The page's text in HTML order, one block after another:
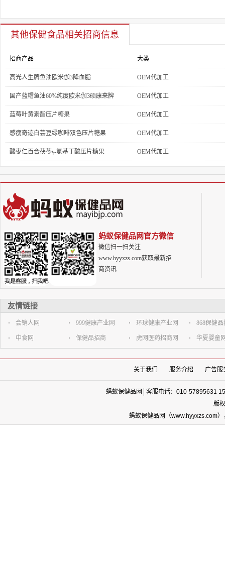
其他保健食品相关招商信息
招商产品 大类
高光人生牌鱼油欧米伽3降血脂 OEM代加工
国产蓝帽鱼油60%纯度欧米伽3硕康来牌 OEM代加工
蓝莓叶黄素酯压片糖果 OEM代加工
感瘦奇迹白芸豆绿咖啡双色压片糖果 OEM代加工
酸枣仁百合茯苓γ-氨基丁酸压片糖果 OEM代加工
蚂蚁保健品网官方微信
微信扫一扫关注
www.hyyxzs.com获取最新招
商资讯
友情链接
会销人网 999健康产业网 环球健康产业网 868保健品
中食网 保健品招商 虎网医药招商网 华夏婴童
关于我们 服务介绍 广告服
蚂蚁保健品网
客服电话：010-57895631
版
蚂蚁保健品网（www.hyyxzs.com